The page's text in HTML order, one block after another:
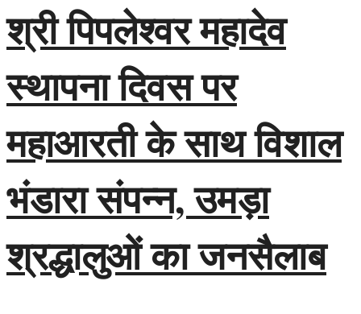
श्री पिपलेश्वर महादेव
स्थापना दिवस पर
महाआरती के साथ विशाल
भंडारा संपन्न, उमड़ा
श्रद्धालुओं का जनसैलाब